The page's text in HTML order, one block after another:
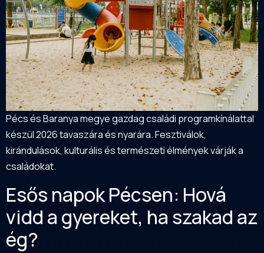
Pécs és Baranya megye gazdag családi programkínálattal
készül 2026 tavaszára és nyarára. Fesztiválok,
kirándulások, kulturális és természeti élmények várják a
családokat.
Esős napok Pécsen: Hová
vidd a gyereket, ha szakad az
ég?